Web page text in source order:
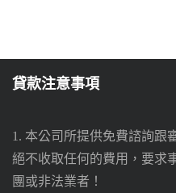
貸款注意事項
1. 本公司所提供免費諮詢跟
絕不收取任何的費用，要求
團或非法業者！